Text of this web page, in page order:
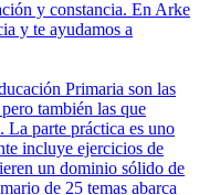
y constancia. En Arke
y te ayudamos a
Primaria son las
también las que
La parte práctica es uno
incluye ejercicios de
un dominio sólido de
de 25 temas abarca